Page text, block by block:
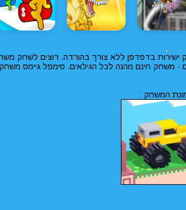
בדפדפן ללא צורך בהורדה. רוצים לשחק
משחק חינם מהנה לכל הגילאים. סימפל גיימס
המשחק :